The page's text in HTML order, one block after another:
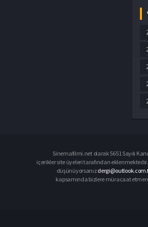
Sinemafilmi.net olarak 5651 Sayılı
içerikler site üyeleri tarafından
düşünüyorsanız
kapsamında bizlere müracaat